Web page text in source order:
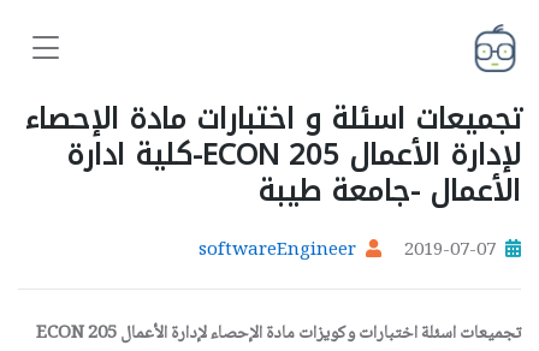
تجميعات اسئلة و اختبارات مادة الإحصاء
لإدارة الأعمال ECON 205-كلية ادارة
الأعمال -جامعة طيبة
2019-07-07
softwareEngineer
تجميعات اسئلة اختبارات وكويزات مادة الإحصاء لإدارة الأعمال ECON 205